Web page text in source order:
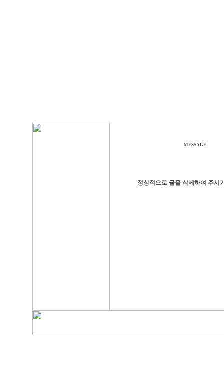
MESSAGE
정상적으로 글을 삭제하여 주시